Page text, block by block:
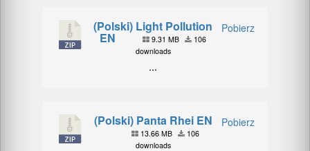
Pobierz
(Polski) Light Pollution
EN 9.31 MB
106
downloads
...
Pobierz
(Polski) Panta Rhei EN
13.66 MB
106
downloads